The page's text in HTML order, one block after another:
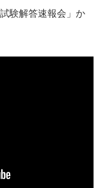
験解答速報会」か